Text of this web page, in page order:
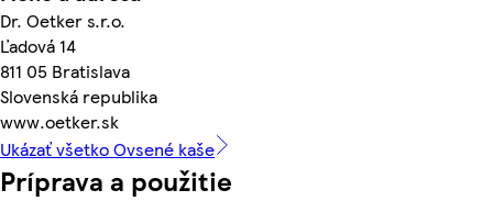
Dr. Oetker s.r.o.
Ľadová 14
811 05 Bratislava
Slovenská republika
www.oetker.sk
Ukázať všetko Ovsené kaše
Príprava a použitie